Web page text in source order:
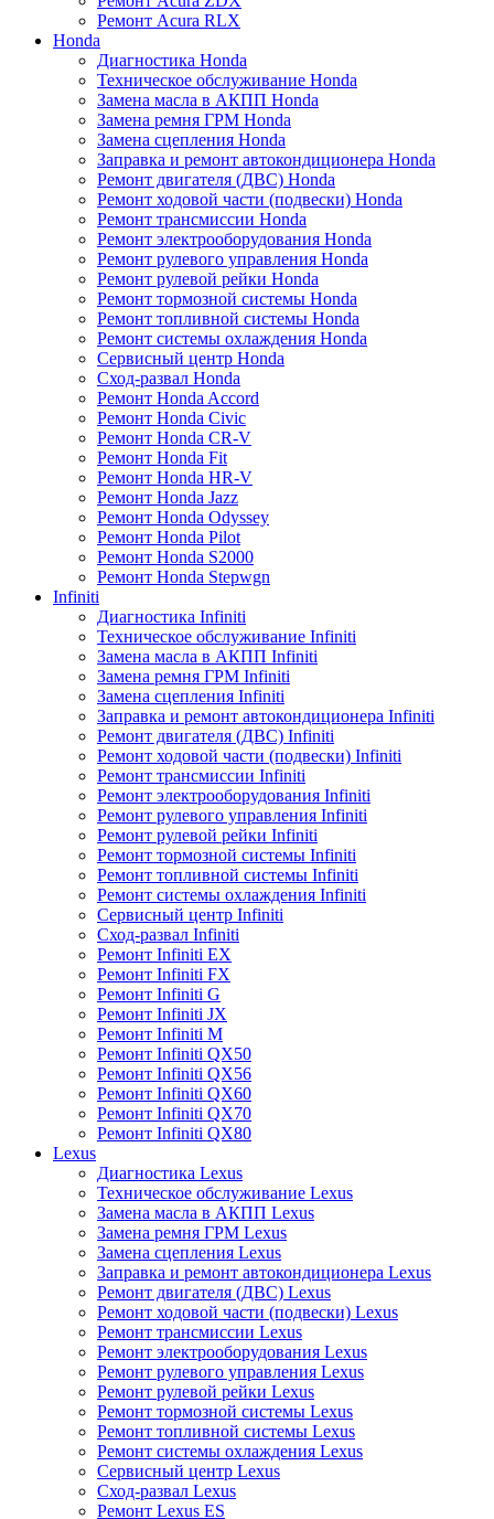
Ремонт Acura RLX
Honda
Диагностика Honda
Техническое обслуживание Honda
Замена масла в АКПП Honda
Замена ремня ГРМ Honda
Замена сцепления Honda
Заправка и ремонт автокондиционера Honda
Ремонт двигателя (ДВС) Honda
Ремонт ходовой части (подвески) Honda
Ремонт трансмиссии Honda
Ремонт электрооборудования Honda
Ремонт рулевого управления Honda
Ремонт рулевой рейки Honda
Ремонт тормозной системы Honda
Ремонт топливной системы Honda
Ремонт системы охлаждения Honda
Сервисный центр Honda
Сход-развал Honda
Ремонт Honda Accord
Ремонт Honda Civic
Ремонт Honda CR-V
Ремонт Honda Fit
Ремонт Honda HR-V
Ремонт Honda Jazz
Ремонт Honda Odyssey
Ремонт Honda Pilot
Ремонт Honda S2000
Ремонт Honda Stepwgn
Infiniti
Диагностика Infiniti
Техническое обслуживание Infiniti
Замена масла в АКПП Infiniti
Замена ремня ГРМ Infiniti
Замена сцепления Infiniti
Заправка и ремонт автокондиционера Infiniti
Ремонт двигателя (ДВС) Infiniti
Ремонт ходовой части (подвески) Infiniti
Ремонт трансмиссии Infiniti
Ремонт электрооборудования Infiniti
Ремонт рулевого управления Infiniti
Ремонт рулевой рейки Infiniti
Ремонт тормозной системы Infiniti
Ремонт топливной системы Infiniti
Ремонт системы охлаждения Infiniti
Сервисный центр Infiniti
Сход-развал Infiniti
Ремонт Infiniti EX
Ремонт Infiniti FX
Ремонт Infiniti G
Ремонт Infiniti JX
Ремонт Infiniti M
Ремонт Infiniti QX50
Ремонт Infiniti QX56
Ремонт Infiniti QX60
Ремонт Infiniti QX70
Ремонт Infiniti QX80
Lexus
Диагностика Lexus
Техническое обслуживание Lexus
Замена масла в АКПП Lexus
Замена ремня ГРМ Lexus
Замена сцепления Lexus
Заправка и ремонт автокондиционера Lexus
Ремонт двигателя (ДВС) Lexus
Ремонт ходовой части (подвески) Lexus
Ремонт трансмиссии Lexus
Ремонт электрооборудования Lexus
Ремонт рулевого управления Lexus
Ремонт рулевой рейки Lexus
Ремонт тормозной системы Lexus
Ремонт топливной системы Lexus
Ремонт системы охлаждения Lexus
Сервисный центр Lexus
Сход-развал Lexus
Ремонт Lexus ES